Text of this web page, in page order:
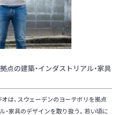
点の建築・インダストリアル・家具
は、スウェーデンのヨーテボリを拠点
・家具のデザインを取り扱う。若い頃に